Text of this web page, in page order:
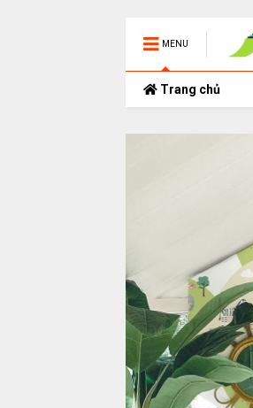
MENU
Trang chủ